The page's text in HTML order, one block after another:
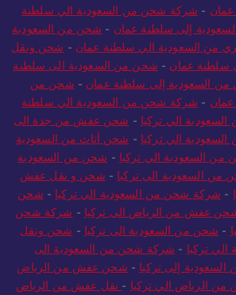
- شركة شحن من السعودية الي سلطنة
إلى سلطنة عمان - شحن من السعودية
من السعودية الي سلطنة عمان - شحن ونقل
سلطنة عمان - شحن من السعودية الى سلطنة
السعودية إلى سلطنة عمان - شحن من
- شركة شحن من السعودية الي سلطنة
الي تركيا - شحن عفش من جدة الى
الي تركيا - شحن أثاث من السعودية
السعودية الي تركيا - شحن من السعودية
السعودية الى تركيا - شحن و نقل عفش
- شركة شحن من السعودية الي تركيا - شحن
عفش من الرياض الى تركيا - شركة شحن
- شحن من السعودية الى تركيا - شحن ونقل
تركيا - شركة شحن من السعودية الى
إلى تركيا - شحن عفش من الرياض
الرياض الي تركيا - نقل عفش من الرياض